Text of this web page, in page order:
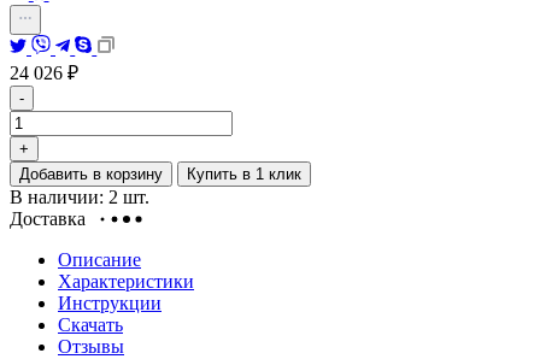
24 026 ₽
-
+
Добавить в корзину
Купить в 1 клик
В наличии: 2 шт.
Доставка
Описание
Характеристики
Инструкции
Скачать
Отзывы